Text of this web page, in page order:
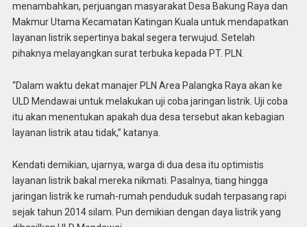
menambahkan, perjuangan masyarakat Desa Bakung Raya dan
Makmur Utama Kecamatan Katingan Kuala untuk mendapatkan
layanan listrik sepertinya bakal segera terwujud. Setelah
pihaknya melayangkan surat terbuka kepada PT. PLN.
“Dalam waktu dekat manajer PLN Area Palangka Raya akan ke
ULD Mendawai untuk melakukan uji coba jaringan listrik. Uji coba
itu akan menentukan apakah dua desa tersebut akan kebagian
layanan listrik atau tidak,” katanya.
Kendati demikian, ujarnya, warga di dua desa itu optimistis
layanan listrik bakal mereka nikmati. Pasalnya, tiang hingga
jaringan listrik ke rumah-rumah penduduk sudah terpasang rapi
sejak tahun 2014 silam. Pun demikian dengan daya listrik yang